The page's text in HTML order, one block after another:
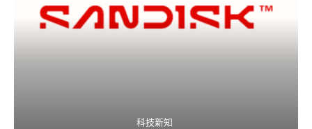
科技新知